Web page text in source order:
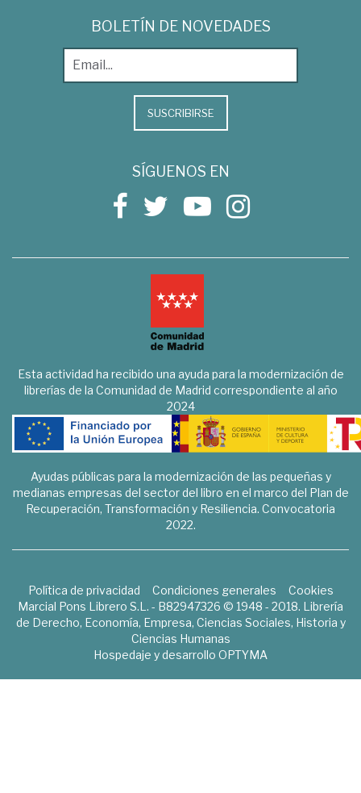
BOLETÍN DE NOVEDADES
SUSCRIBIRSE
SÍGUENOS EN
Esta actividad ha recibido una ayuda para la modernización de
librerías de la Comunidad de Madrid correspondiente al año
2024
Ayudas públicas para la modernización de las pequeñas y
medianas empresas del sector del libro en el marco del Plan de
Recuperación, Transformación y Resiliencia. Convocatoria
2022.
Política de privacidad Condiciones generales
Cookies
Marcial Pons Librero S.L. - B82947326 © 1948 - 2018. Librería
de Derecho, Economía, Empresa, Ciencias Sociales, Historia y
Ciencias Humanas
Hospedaje y desarrollo OPTYMA